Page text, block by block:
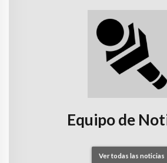
Equipo de
Ver todas las noticias